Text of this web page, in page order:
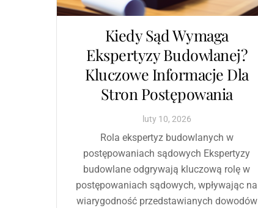
Kiedy Sąd Wymaga
Ekspertyzy Budowlanej?
Kluczowe Informacje Dla
Stron Postępowania
luty 10, 2026
Rola ekspertyz budowlanych w
postępowaniach sądowych Ekspertyzy
budowlane odgrywają kluczową rolę w
postępowaniach sądowych, wpływając na
wiarygodność przedstawianych dowodów